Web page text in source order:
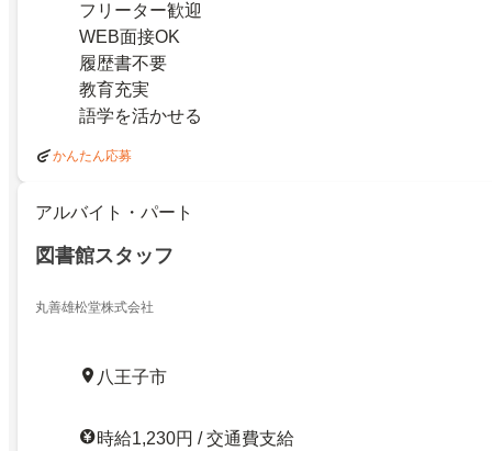
フリーター歓迎
WEB面接OK
履歴書不要
教育充実
語学を活かせる
かんたん応募
アルバイト・パート
図書館スタッフ
丸善雄松堂株式会社
八王子市
時給1,230円 / 交通費支給